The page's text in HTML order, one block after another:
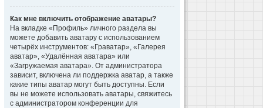
Как мне включить отображение аватары?
На вкладке «Профиль» личного раздела вы
можете добавить аватару с использованием
четырёх инструментов: «Граватар», «Галерея
аватар», «Удалённая аватара» или
«Загружаемая аватара». От администратора
зависит, включена ли поддержка аватар, а также
какие типы аватар могут быть доступны. Если
вы не можете использовать аватары, свяжитесь
с администратором конференции для